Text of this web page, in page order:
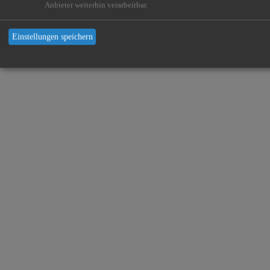
Anbieter weiterhin verarbeitbar.
Einstellungen speichern